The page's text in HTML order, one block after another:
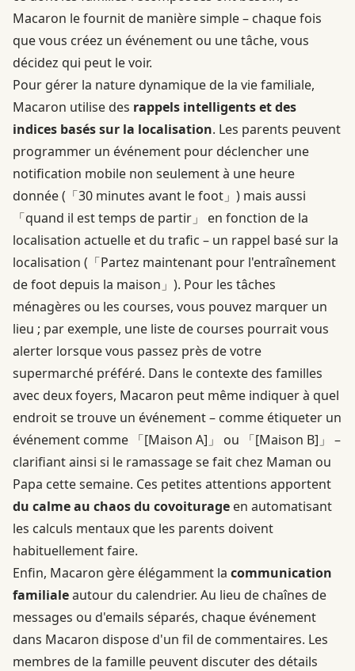
Macaron le fournit de manière simple – chaque fois
que vous créez un événement ou une tâche, vous
décidez qui peut le voir.
Pour gérer la nature dynamique de la vie familiale,
Macaron utilise des rappels intelligents et des
indices basés sur la localisation. Les parents peuvent
programmer un événement pour déclencher une
notification mobile non seulement à une heure
donnée (「30 minutes avant le foot」) mais aussi
「quand il est temps de partir」 en fonction de la
localisation actuelle et du trafic – un rappel basé sur la
localisation (「Partez maintenant pour l'entraînement
de foot depuis la maison」). Pour les tâches
ménagères ou les courses, vous pouvez marquer un
lieu ; par exemple, une liste de courses pourrait vous
alerter lorsque vous passez près de votre
supermarché préféré. Dans le contexte des familles
avec deux foyers, Macaron peut même indiquer à quel
endroit se trouve un événement – comme étiqueter un
événement comme 「[Maison A]」 ou 「[Maison B]」 –
clarifiant ainsi si le ramassage se fait chez Maman ou
Papa cette semaine. Ces petites attentions apportent
du calme au chaos du covoiturage en automatisant
les calculs mentaux que les parents doivent
habituellement faire.
Enfin, Macaron gère élégamment la communication
familialeautour du calendrier. Au lieu de chaînes de
messages ou d'emails séparés, chaque événement
dans Macaron dispose d'un fil de commentaires. Les
membres de la famille peuvent discuter des détails